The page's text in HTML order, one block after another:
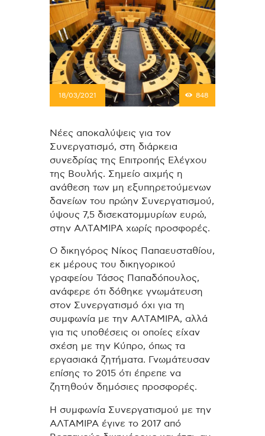
18/03/2021 848
Νέες αποκαλύψεις για τον
Συνεργατισμό, στη διάρκεια
συνεδρίας της Επιτροπής Ελέγχου
της Βουλής. Σημείο αιχμής η
ανάθεση των μη εξυπηρετούμενων
δανείων του πρώην Συνεργατισμού,
ύψους 7,5 δισεκατομμυρίων ευρώ,
στην ΑΛΤΑΜΙΡΑ χωρίς προσφορές.
Ο δικηγόρος Νίκος Παπαευσταθίου,
εκ μέρους του δικηγορικού
γραφείου Τάσος Παπαδόπουλος,
ανάφερε ότι δόθηκε γνωμάτευση
στον Συνεργατισμό όχι για τη
συμφωνία με την ΑΛΤΑΜΙΡΑ, αλλά
για τις υποθέσεις οι οποίες είχαν
σχέση με την Κύπρο, όπως τα
εργασιακά ζητήματα. Γνωμάτευσαν
επίσης το 2015 ότι έπρεπε να
ζητηθούν δημόσιες προσφορές.
Η συμφωνία Συνεργατισμού με την
ΑΛΤΑΜΙΡΑ έγινε το 2017 από